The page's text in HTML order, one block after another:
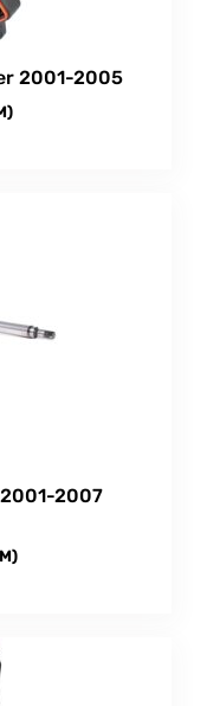
2001-2005
2007